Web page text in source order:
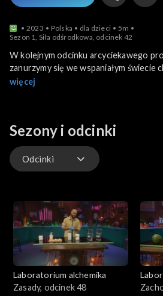
2023 Polska dla dzieci
5m
Sezon 1, Siła odśrodkowa, odcinek 42
W kolejnym odcinku arcyciekawego
zanurzymy się we wspaniałym świecie
wytworzymy wybuchowy gaz, który
więcej
Sezony i odcinki
Odcinki
Laboratorium alchemika
Zasady, odcinek 48